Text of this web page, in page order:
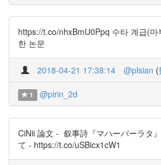
https://t.co/nhxBmU0Ppq 수타 계급(마
한 논문
2018-04-21 17:38:14 @plsian (
1 @pirin_2d
CiNii 論文 - 叙事詩『マハーバーラタ
て - https://t.co/uSBicx1cW1